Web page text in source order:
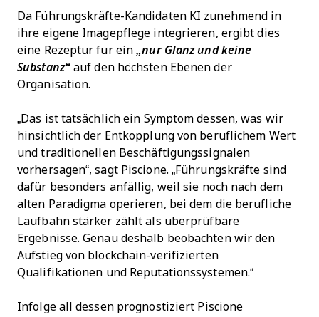
Da Führungskräfte-Kandidaten KI zunehmend in
ihre eigene Imagepflege integrieren, ergibt dies
eine Rezeptur für ein„nur Glanz und keine
Substanz“auf den höchsten Ebenen der
Organisation.
„Das ist tatsächlich ein Symptom dessen, was wir
hinsichtlich der Entkopplung von beruflichem Wert
und traditionellen Beschäftigungssignalen
vorhersagen“, sagt Piscione. „Führungskräfte sind
dafür besonders anfällig, weil sie noch nach dem
alten Paradigma operieren, bei dem die berufliche
Laufbahn stärker zählt als überprüfbare
Ergebnisse. Genau deshalb beobachten wir den
Aufstieg von blockchain-verifizierten
Qualifikationen und Reputationssystemen.“
Infolge all dessen prognostiziert Piscione